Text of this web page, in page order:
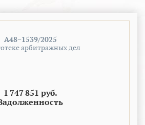
А48−1539/2025
арбитражных дел
1 747 851 руб.